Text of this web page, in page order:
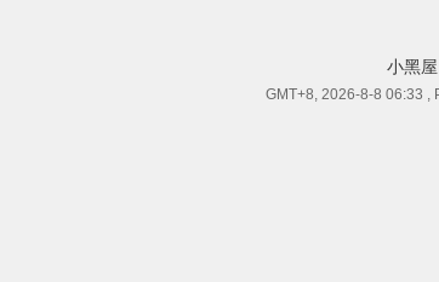
小黑屋
GMT+8, 2026-8-8 06:33 ,